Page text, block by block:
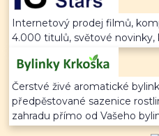
Internetový prodej filmů,
4.000 titulů, světové novinky,
Čerstvé živé aromatické
předpěstované sazenice
zahradu přímo od Vašeho